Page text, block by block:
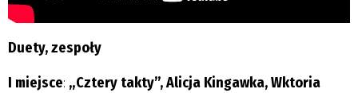
Duety, zespoły
I miejsce: „Cztery takty”, Alicja Kingawka, Wktoria